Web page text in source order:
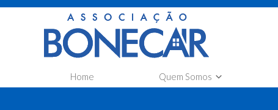
Home Quem Somos